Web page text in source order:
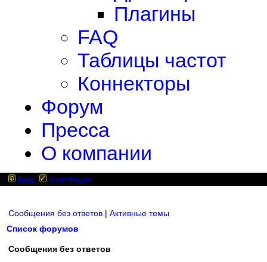
Плагины
FAQ
Таблицы частот
Коннекторы
Форум
Пресса
О компании
Вход Регистрация
Сообщения без ответов | Активные темы
Список форумов
Сообщения без ответов